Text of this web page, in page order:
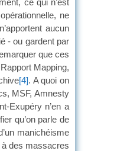
ce qui n’est
ne
aucun
- ou gardent par
que ces
Mapping,
[4]. A quoi on
MSF, Amnesty
Exupéry n’en a
qu’on parle de
manichéisme
à des massacres